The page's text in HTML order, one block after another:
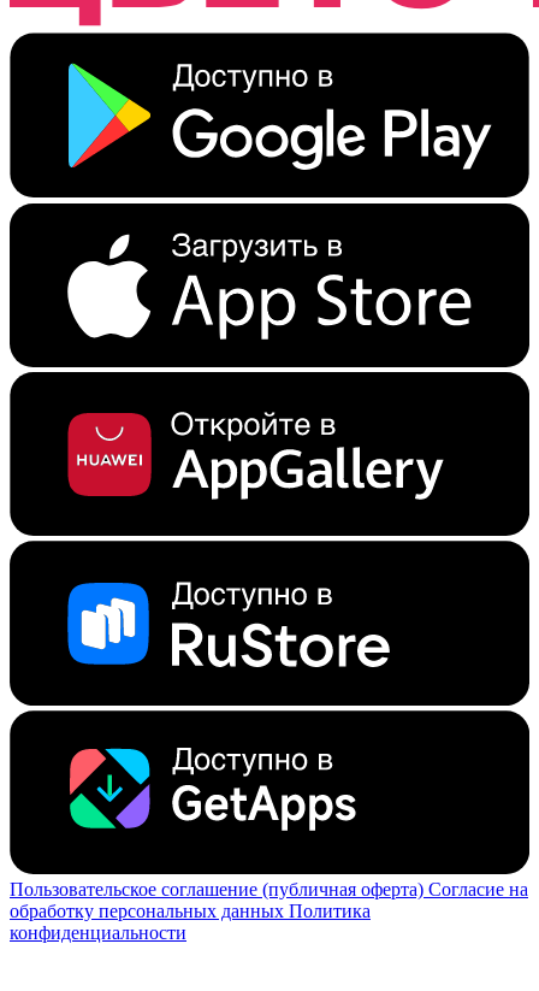
Пользовательское соглашение (публичная оферта) Согласие на
обработку персональных данных Политика
конфиденциальности